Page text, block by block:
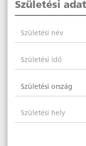
Születési
Születési név
Születési idő
Születési ország
Születési hely